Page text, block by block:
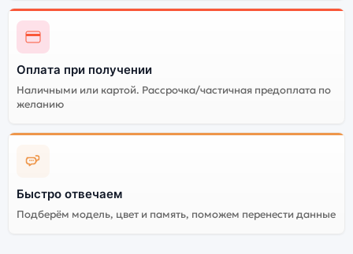
Оплата при получении
Наличными или картой. Рассрочка/частичная предоплата по
желанию
Быстро отвечаем
Подберём модель, цвет и память, поможем перенести данные